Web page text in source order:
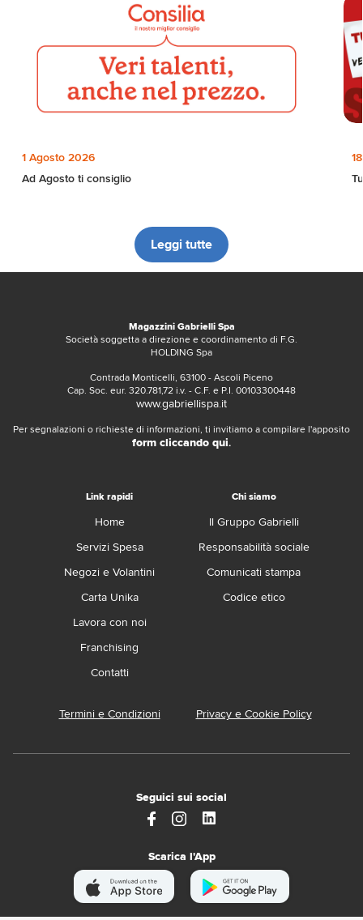
1 Agosto 2026
Ad Agosto ti consiglio
Leggi tutte
Magazzini Gabrielli Spa
Società soggetta a direzione e coordinamento di F.G.
HOLDING Spa
Contrada Monticelli, 63100 - Ascoli Piceno
Cap. Soc. eur. 320.781,72 i.v. - C.F. e P.I. 00103300448
www.gabriellispa.it
Per segnalazioni o richieste di informazioni, ti invitiamo a compilare l'apposito
form cliccando qui.
Link rapidi
Home
Servizi Spesa
Negozi e Volantini
Carta Unika
Lavora con noi
Franchising
Contatti
Chi siamo
Il Gruppo Gabrielli
Responsabilità sociale
Comunicati stampa
Codice etico
Termini e Condizioni Privacy e Cookie Policy
Seguici sui social
Scarica l'App